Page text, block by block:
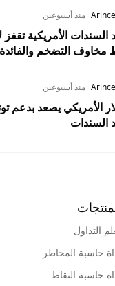
منذ أسبوعين
السندات الأمريكية
التضخم والفائدة
منذ أسبوعين
الأمريكي يصعد بدعم
السندات
التداول
حاسبة المخاطر
حاسبة النقاط